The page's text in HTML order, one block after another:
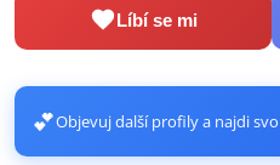
Líbí se mi
💕Objevuj další profily a najdi